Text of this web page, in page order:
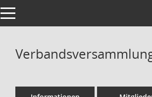
Toggle navigation